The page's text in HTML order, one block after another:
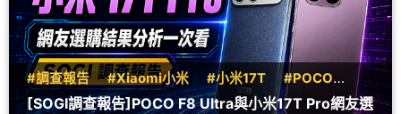
#調查報告 #Xiaomi小米 #小米17T
#POCO
#F8
[SOGI調查報告]POCO F8 Ultra與小米17T Pro網友選